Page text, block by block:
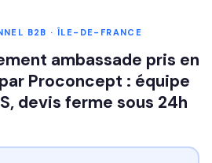
B2B · ÎLE-DE-FRANCE
ambassade pris en
Proconcept : équipe
devis ferme sous 24h